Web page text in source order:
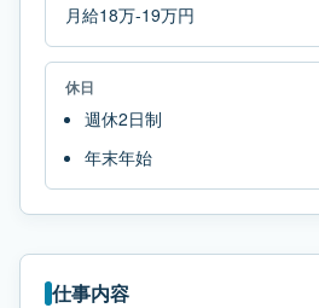
月給18万-19万円
休日
週休2日制
年末年始
仕事内容